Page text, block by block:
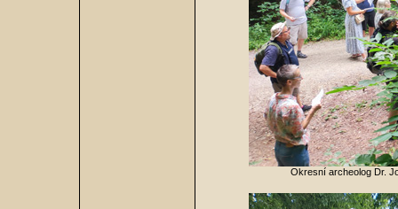
Okresní archeolog Dr.